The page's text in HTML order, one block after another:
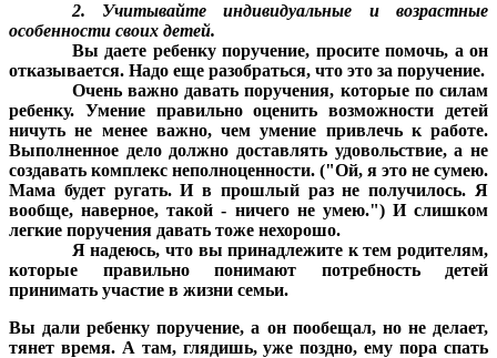
2. Учитывайте индивидуальные и возрастные
особенности своих детей.
Вы даете ребенку поручение, просите помочь, а он
отказывается. Надо еще разобраться, что это за поручение.
Очень важно давать поручения, которые по силам
ребенку. Умение правильно оценить возможности детей
ничуть не менее важно, чем умение привлечь к работе.
Выполненное дело должно доставлять удовольствие, а не
создавать комплекс неполноценности. ("Ой, я это не сумею.
Мама будет ругать. И в прошлый раз не получилось. Я
вообще, наверное, такой - ничего не умею.") И слишком
легкие поручения давать тоже нехорошо.
Я надеюсь, что вы принадлежите к тем родителям,
которые правильно понимают потребность детей
принимать участие в жизни семьи.
Вы дали ребенку поручение, а он пообещал, но не делает,
тянет время. А там, глядишь, уже поздно, ему пора спать